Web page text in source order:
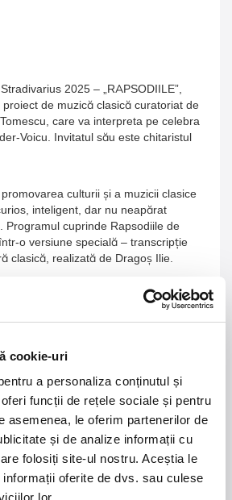
cookie-uri
a personaliza conținutul și
funcții de rețele sociale și pentru
asemenea, le oferim partenerilor de
și de analize informații cu
folosiți site-ul nostru. Aceștia le
oferite de dvs. sau culese
lor.
2025 – „RAPSODIILE”,
de muzică clasică curatoriat de
care va interpreta pe celebra
Voicu. Invitatul său este chitaristul
culturii și a muzicii clasice
inteligent, dar nu neapărat
Programul cuprinde Rapsodiile de
o versiune specială – transcripție
clasică, realizată de Dragoș Ilie.
emblematici a căror interpretare
Plaja La Nueva Cucaracha, Mamaia
7 mai 2027
Morgan Jay - La Dolce
Vita Tour
Sala Palatului, Bucuresti